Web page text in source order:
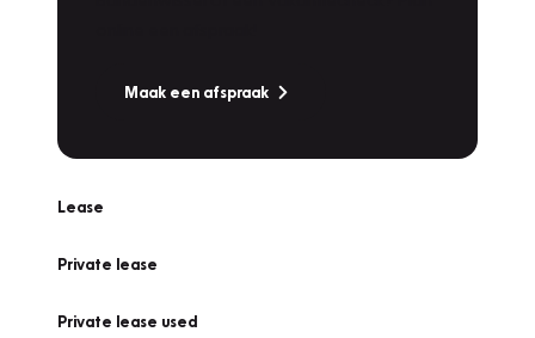
Maak een afspraak
Lease
Private lease
Private lease used